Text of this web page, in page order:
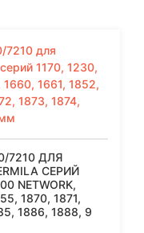
7210 ДЛЯ
СЕРИЙ
NETWORK,
1870, 1871,
1886, 1888, 9